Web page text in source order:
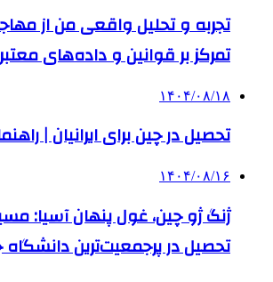
تجربه و تحلیل واقعی من از
تمرکز بر قوانین و داده‌های معتبر
۱۴۰۴/۰۸/۱۸
تحصیل در چین برای ایرانیان |
۱۴۰۴/۰۸/۱۶
ژنگ ژو چین، غول پنهان آسیا:
تحصیل در پرجمعیت‌ترین دانشگاه